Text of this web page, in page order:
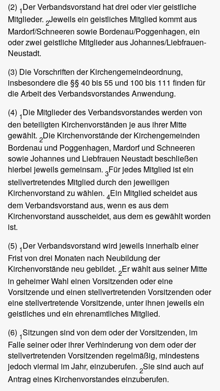
(2) 1Der Verbandsvorstand hat drei oder vier geistliche
Mitglieder. 2Jeweils ein geistliches Mitglied kommt aus
Mardorf/Schneeren sowie Bordenau/Poggenhagen, ein
oder zwei geistliche Mitglieder aus Johannes/Liebfrauen-
Neustadt.
(3) Die Vorschriften der Kirchengemeindeordnung,
insbesondere die §§ 40 bis 55 und 100 bis 111 finden für
die Arbeit des Verbandsvorstandes Anwendung.
(4) 1Die Mitglieder des Verbandsvorstandes werden von
den beteiligten Kirchenvorständen je aus ihrer Mitte
gewählt. 2Die Kirchenvorstände der Kirchengemeinden
Bordenau und Poggenhagen, Mardorf und Schneeren
sowie Johannes und Liebfrauen Neustadt beschließen
hierbei jeweils gemeinsam. 3Für jedes Mitglied ist ein
stellvertretendes Mitglied durch den jeweiligen
Kirchenvorstand zu wählen. 4Ein Mitglied scheidet aus
dem Verbandsvorstand aus, wenn es aus dem
Kirchenvorstand ausscheidet, aus dem es gewählt worden
ist.
(5) 1Der Verbandsvorstand wird jeweils innerhalb einer
Frist von drei Monaten nach Neubildung der
Kirchenvorstände neu gebildet. 2Er wählt aus seiner Mitte
in geheimer Wahl einen Vorsitzenden oder eine
Vorsitzende und einen stellvertretenden Vorsitzenden oder
eine stellvertretende Vorsitzende, unter ihnen jeweils ein
geistliches und ein ehrenamtliches Mitglied.
(6) 1Sitzungen sind von dem oder der Vorsitzenden, im
Falle seiner oder ihrer Verhinderung von dem oder der
stellvertretenden Vorsitzenden regelmäßig, mindestens
jedoch viermal im Jahr, einzuberufen. 2Sie sind auch auf
Antrag eines Kirchenvorstandes einzuberufen.